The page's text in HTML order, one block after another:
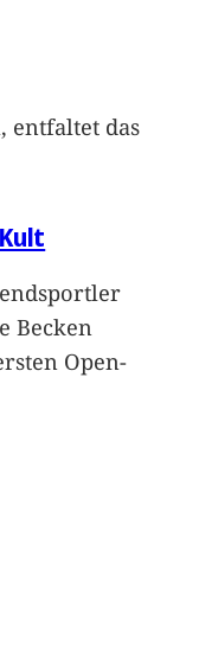
entfaltet das
Becken
Open-